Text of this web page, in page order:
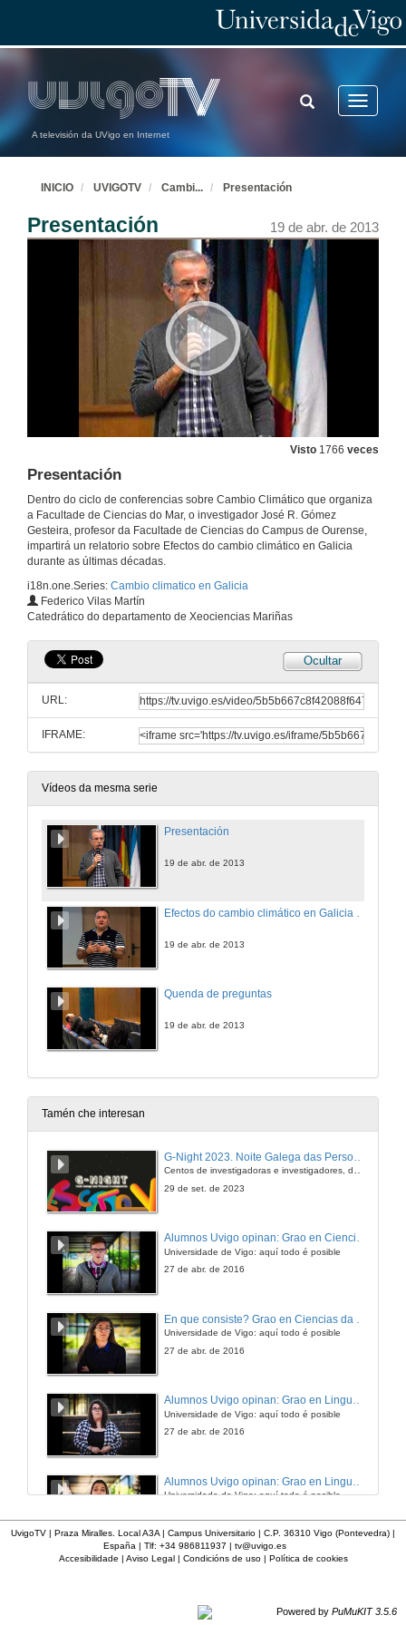
A televisión da UVigo en Internet
Toggle
TOGGLE
SEARCH
INICIO UVIGOTV Cambi... Presentación
Presentación 19 de abr. de 2013
Visto 1766 veces
Presentación
Dentro do ciclo de conferencias sobre Cambio Climático que organiza
a Facultade de Ciencias do Mar, o investigador José R. Gómez
Gesteira, profesor da Facultade de Ciencias do Campus de Ourense,
impartirá un relatorio sobre Efectos do cambio climático en Galicia
durante as últimas décadas.
i18n.one.Series: Cambio climatico en Galicia
Federico Vilas Martín
Catedrático do departamento de Xeociencias Mariñas
Ocultar
URL:
IFRAME:
Vídeos da mesma serie
Presentación
19 de abr. de 2013
19 de abr. de 2013
Quenda de preguntas
19 de abr. de 2013
Tamén che interesan
Centos de investigadoras e investigadores, decenas de actividades e sete cidades
29 de set. de 2023
Alumnos Uvigo opinan: Grao en Ciencias da Linguaxe e Estudos Literarios
Universidade de Vigo: aquí todo é posible
27 de abr. de 2016
Universidade de Vigo: aquí todo é posible
27 de abr. de 2016
Alumnos Uvigo opinan: Grao en Linguas Estranxeiras
Universidade de Vigo: aquí todo é posible
27 de abr. de 2016
Universidade de Vigo: aquí todo é posible
UvigoTV | Praza Miralles. Local A3A | Campus Universitario | C.P. 36310 Vigo (Pontevedra) |
España | Tlf: +34 986811937 | tv@uvigo.es
Accesibilidade | Aviso Legal| Condicións de uso| Política de cookies
Powered by PuMuKIT 3.5.6